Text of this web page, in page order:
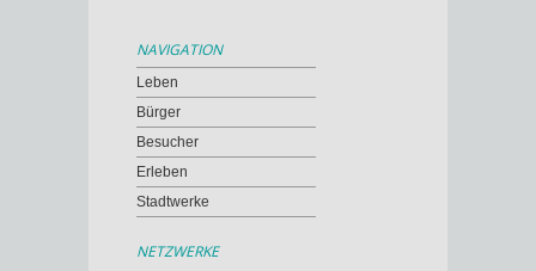
NAVIGATION
Leben
Bürger
Besucher
Erleben
Stadtwerke
NETZWERKE